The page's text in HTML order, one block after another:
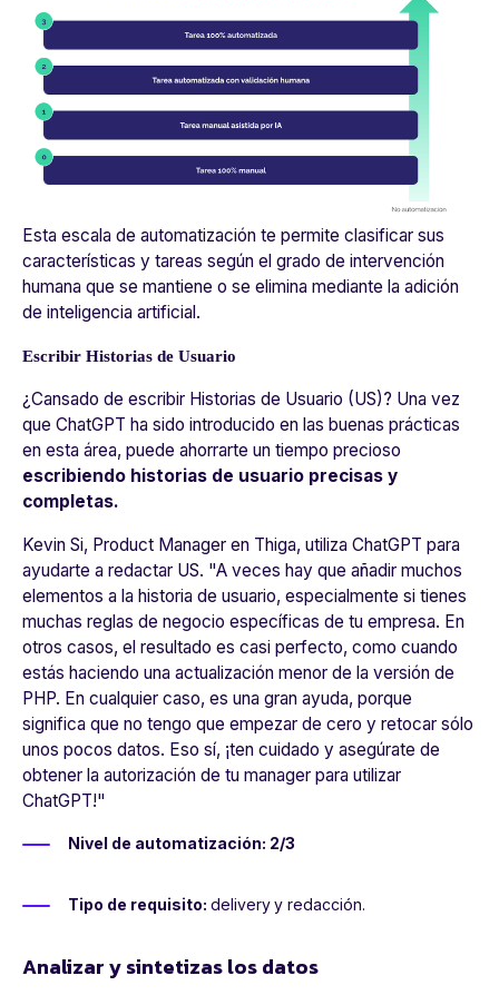
Esta escala de automatización te permite clasificar sus
características y tareas según el grado de intervención
humana que se mantiene o se elimina mediante la adición
de inteligencia artificial.
Escribir Historias de Usuario
¿Cansado de escribir Historias de Usuario (US)? Una vez
que ChatGPT ha sido introducido en las buenas prácticas
en esta área, puede ahorrarte un tiempo precioso
escribiendo historias de usuario precisas y
completas.
Kevin Si, Product Manager en Thiga, utiliza ChatGPT para
ayudarte a redactar US. "A veces hay que añadir muchos
elementos a la historia de usuario, especialmente si tienes
muchas reglas de negocio específicas de tu empresa. En
otros casos, el resultado es casi perfecto, como cuando
estás haciendo una actualización menor de la versión de
PHP. En cualquier caso, es una gran ayuda, porque
significa que no tengo que empezar de cero y retocar sólo
unos pocos datos. Eso sí, ¡ten cuidado y asegúrate de
obtener la autorización de tu manager para utilizar
ChatGPT!"
Nivel de automatización: 2/3
Tipo de requisito: delivery y redacción.
Analizar y sintetizas los datos